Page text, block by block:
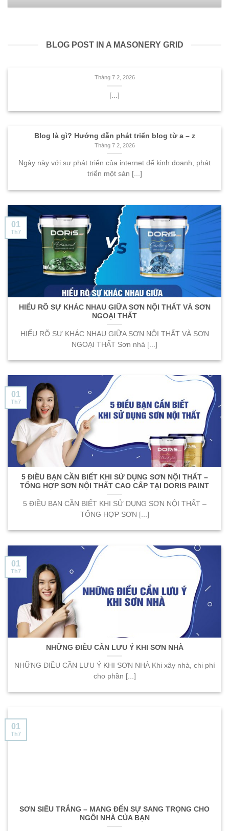
BLOG POST IN A MASONERY GRID
Tháng 7 2, 2026
[...]
Blog là gì? Hướng dẫn phát triển blog từ a – z
Tháng 7 2, 2026
Ngày này với sự phát triển của internet để kinh doanh, phát
triển một sản [...]
HIỂU RÕ SỰ KHÁC NHAU GIỮA SƠN NỘI THẤT VÀ SƠN
NGOẠI THẤT
HIỂU RÕ SỰ KHÁC NHAU GIỮA SƠN NỘI THẤT VÀ SƠN
NGOẠI THẤT Sơn nhà [...]
01
Th7
5 ĐIỀU BẠN CẦN BIẾT KHI SỬ DỤNG SƠN NỘI THẤT –
TỔNG HỢP SƠN NỘI THẤT CAO CẤP TẠI DORIS PAINT
5 ĐIỀU BẠN CẦN BIẾT KHI SỬ DỤNG SƠN NỘI THẤT –
TỔNG HỢP SƠN [...]
01
Th7
NHỮNG ĐIỀU CẦN LƯU Ý KHI SƠN NHÀ
NHỮNG ĐIỀU CẦN LƯU Ý KHI SƠN NHÀ Khi xây nhà, chi phí
cho phần [...]
01
Th7
SƠN SIÊU TRẮNG – MANG ĐẾN SỰ SANG TRỌNG CHO
NGÔI NHÀ CỦA BẠN
01
Th7